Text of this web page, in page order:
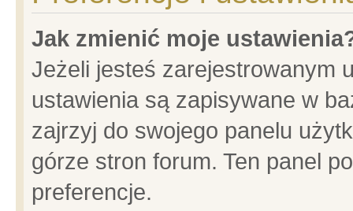
Jak zmienić moje
Jeżeli jesteś zarejestrowanym
ustawienia są zapisywane w
zajrzyj do swojego panelu
górze stron forum. Ten panel
preferencje.